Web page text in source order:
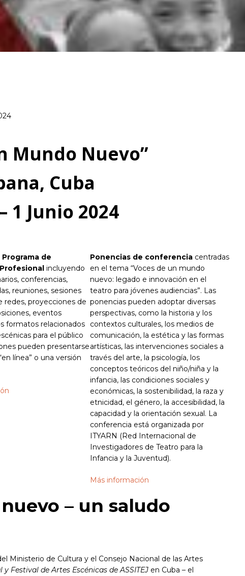
Mundo Nuevo”
Cuba
1 Junio 2024
de
incluyendo
conferencias,
reuniones, sesiones
redes, proyecciones de
eventos
formatos relacionados
para el público
pueden presentarse
línea” o una versión
Ponencias de conferencia centradas
en el tema “Voces de un mundo
nuevo: legado e innovación en el
teatro para jóvenes audiencias”. Las
ponencias pueden adoptar diversas
perspectivas, como la historia y los
contextos culturales, los medios de
comunicación, la estética y las formas
artísticas, las intervenciones sociales a
través del arte, la psicología, los
conceptos teóricos del niño/niña y la
infancia, las condiciones sociales y
económicas, la sostenibilidad, la raza y
etnicidad, el género, la accesibilidad, la
capacidad y la orientación sexual. La
conferencia está organizada por
ITYARN (Red Internacional de
Investigadores de Teatro para la
Infancia y la Juventud).
Más información
– un saludo
Ministerio de Cultura y el Consejo Nacional de las Artes
Festival de Artes Escénicas de ASSITEJ en Cuba – el